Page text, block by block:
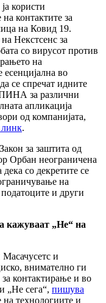
користи
контактите за
на Ковид 19.
Некстсенс за
со вирусот против
на
есенцијална во
се спречат идните
за различни
апликација
од компанијата,
линк.
за заштита од
Орбан неограничена
со декретите се
на
и други
кажуваат „Не“ на
и
внимателно ги
за контактирање и во
„Не сега“, пишува
на технологиите и